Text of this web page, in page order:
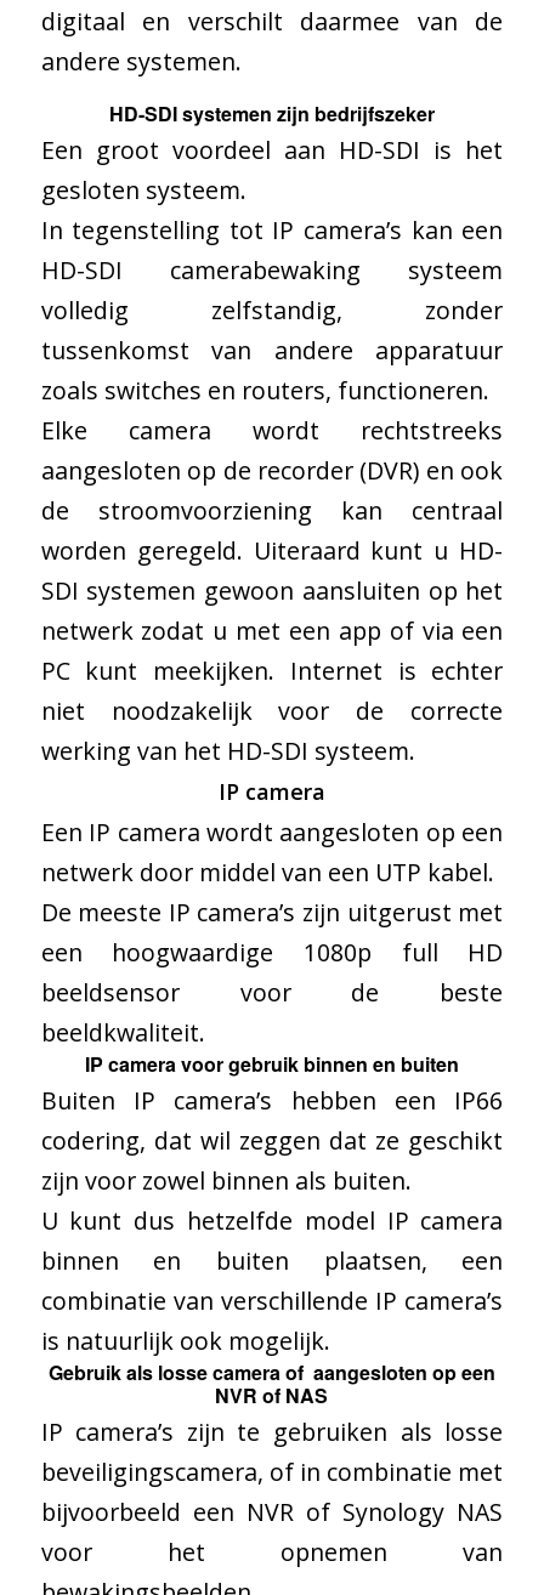
digitaal en verschilt daarmee van de
andere systemen.
HD-SDI systemen zijn bedrijfszeker
Een groot voordeel aan HD-SDI is het
gesloten systeem.
In tegenstelling tot IP camera’s kan een
HD-SDI camerabewaking systeem
volledig zelfstandig, zonder
tussenkomst van andere apparatuur
zoals switches en routers, functioneren.
Elke camera wordt rechtstreeks
aangesloten op de recorder (DVR) en ook
de stroomvoorziening kan centraal
worden geregeld. Uiteraard kunt u HD-
SDI systemen gewoon aansluiten op het
netwerk zodat u met een app of via een
PC kunt meekijken. Internet is echter
niet noodzakelijk voor de correcte
werking van het HD-SDI systeem.
IP camera
Een IP camera wordt aangesloten op een
netwerk door middel van een UTP kabel.
De meeste IP camera’s zijn uitgerust met
een hoogwaardige 1080p full HD
beeldsensor voor de beste
beeldkwaliteit.
IP camera voor gebruik binnen en buiten
Buiten IP camera’s hebben een IP66
codering, dat wil zeggen dat ze geschikt
zijn voor zowel binnen als buiten.
U kunt dus hetzelfde model IP camera
binnen en buiten plaatsen, een
combinatie van verschillende IP camera’s
is natuurlijk ook mogelijk.
Gebruik als losse camera of aangesloten op een
NVR of NAS
IP camera’s zijn te gebruiken als losse
beveiligingscamera, of in combinatie met
bijvoorbeeld een NVR of Synology NAS
voor het opnemen van